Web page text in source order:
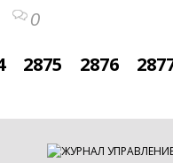
0
2875 2876